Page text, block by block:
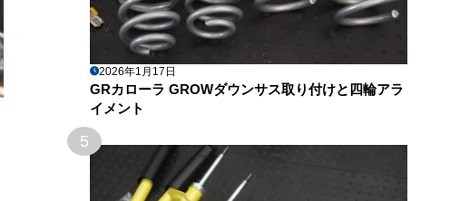
2026年1月17日
GRカローラ GROWダウンサス取り付けと四輪アラ
イメント
5